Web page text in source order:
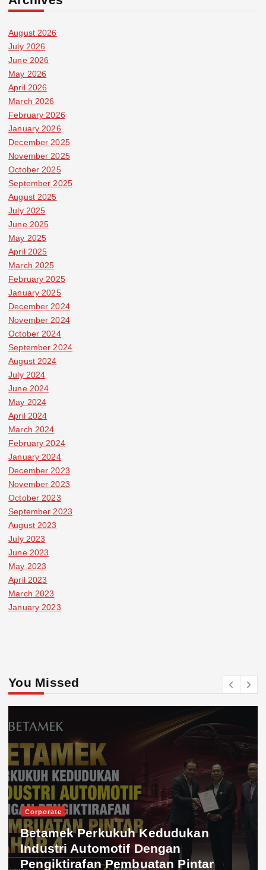
August 2026
July 2026
June 2026
May 2026
April 2026
March 2026
February 2026
January 2026
December 2025
November 2025
October 2025
September 2025
August 2025
July 2025
June 2025
May 2025
April 2025
March 2025
February 2025
January 2025
December 2024
November 2024
October 2024
September 2024
August 2024
July 2024
June 2024
May 2024
April 2024
March 2024
February 2024
January 2024
December 2023
November 2023
October 2023
September 2023
August 2023
July 2023
June 2023
May 2023
April 2023
March 2023
January 2023
You Missed
Corporate
Betamek Perkukuh Kedudukan
Industri Automotif Dengan
Pengiktirafan Pembuatan Pintar